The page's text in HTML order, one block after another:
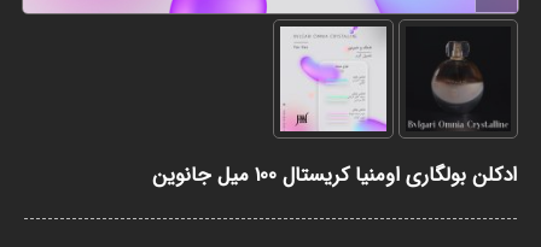
ادکلن بولگاری اومنیا کریستال 100 میل جانوین